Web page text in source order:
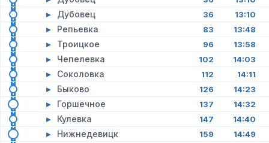
▸ Дубовец 36 13:10
▸ Репьевка 83 13:48
▸ Троицкое 96 13:58
▸ Чепелевка 102 14:03
▸ Соколовка 112 14:11
▸ Быково 126 14:23
▸ Горшечное 137 14:32
▸ Кулевка 147 14:40
▸ Нижнедевицк 159 14:49